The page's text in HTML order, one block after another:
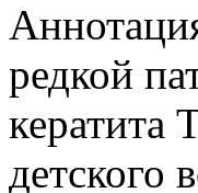
редкой
кератита
детского